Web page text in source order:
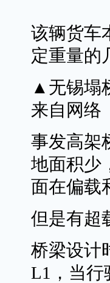
该辆货车
定重量的
▲无锡塌
来自网络
事发高架
地面积少
面在偏载
但是有超
桥梁设计
L1，当行